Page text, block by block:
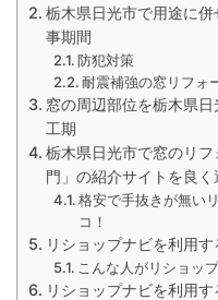
栃木県日光市で用途に
事期間
防犯対策
耐震補強の窓リフォ
窓の周辺部位を栃木県
工期
栃木県日光市で窓のリ
門」の紹介サイトを良く
格安で手抜きが無い
コ！
リショップナビを利用す
こんな人がリショッ
リショップナビを利用す